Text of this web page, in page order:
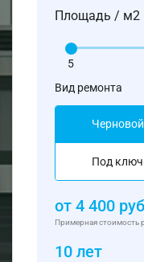
Площадь / м2
5
Вид ремонта
Черновой
Под ключ
от 4 400
Примерная стоимость
10 лет